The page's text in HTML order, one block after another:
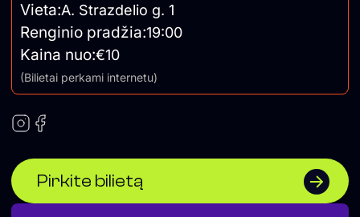
Vieta:A. Strazdelio g. 1
Renginio pradžia:19:00
Kaina nuo:€10
(Bilietai perkami internetu)
Pirkite bilietą